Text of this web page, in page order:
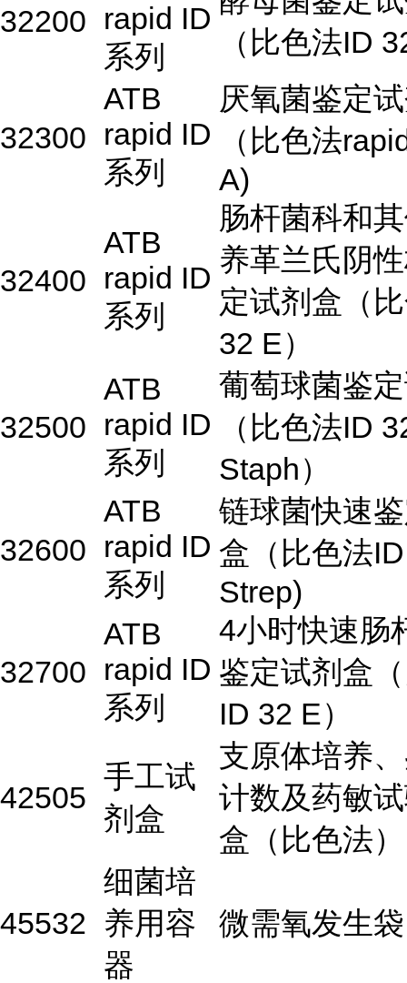
32200 rapid ID
系列
（比色法ID
32300
ATB
rapid ID
系列
厌氧菌鉴定
（比色法
A)
32400
ATB
rapid ID
系列
肠杆菌科和
养革兰氏阴
定试剂盒（
32 E）
32500
ATB
rapid ID
系列
葡萄球菌鉴
（比色法ID
Staph）
32600
ATB
rapid ID
系列
链球菌快速
盒（比色法
Strep)
32700
ATB
rapid ID
系列
4小时快速肠
鉴定试剂盒
ID 32 E）
42505
手工试
剂盒
支原体培养
计数及药敏
盒（比色法）
45532
细菌培
养用容
器
微需氧发生袋